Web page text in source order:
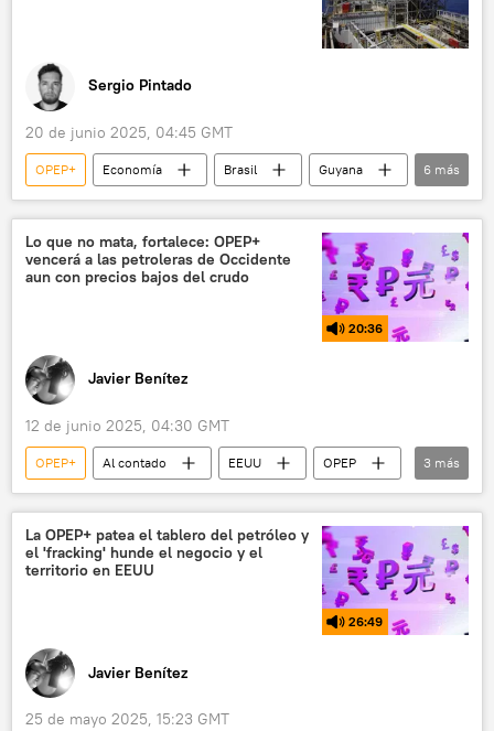
Sergio Pintado
20 de junio 2025, 04:45 GMT
OPEP+ Economía Brasil
Guyana
Surinam
Petrobras
Agencia Nacional del Petróleo, Gas Natural y Biocumbustible de Brasil
petróleo
📈 Mercados y finanzas
6 más
Lo que no mata, fortalece: OPEP+
vencerá a las petroleras de Occidente
aun con precios bajos del crudo
20:36
Javier Benítez
12 de junio 2025, 04:30 GMT
OPEP+ Al contado EEUU
OPEP
Occidente
Arabia Saudita petróleo
3 más
La OPEP+ patea el tablero del petróleo y
el 'fracking' hunde el negocio y el
territorio en EEUU
26:49
Javier Benítez
25 de mayo 2025, 15:23 GMT